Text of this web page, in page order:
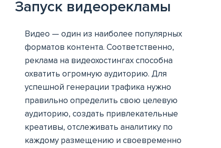
Запуск видеорекламы
Видео — один из наиболее популярных
форматов контента. Соответственно,
реклама на видеохостингах способна
охватить огромную аудиторию. Для
успешной генерации трафика нужно
правильно определить свою целевую
аудиторию, создать привлекательные
креативы, отслеживать аналитику по
каждому размещению и своевременно